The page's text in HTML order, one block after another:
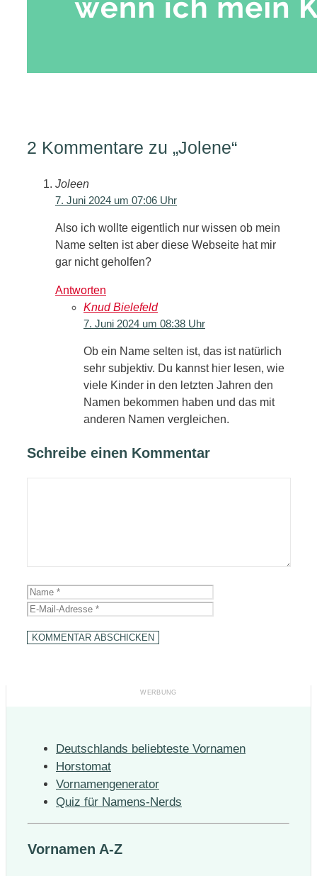
2 Kommentare zu „Jolene“
Joleen
7. Juni 2024 um 07:06 Uhr
Also ich wollte eigentlich nur wissen ob mein
Name selten ist aber diese Webseite hat mir
gar nicht geholfen?
Antworten
Knud Bielefeld
7. Juni 2024 um 08:38 Uhr
Ob ein Name selten ist, das ist natürlich
sehr subjektiv. Du kannst hier lesen, wie
viele Kinder in den letzten Jahren den
Namen bekommen haben und das mit
anderen Namen vergleichen.
Schreibe einen Kommentar
Name
Deutschlands beliebteste Vornamen
Horstomat
Vornamengenerator
Quiz für Namens-Nerds
Vornamen A-Z